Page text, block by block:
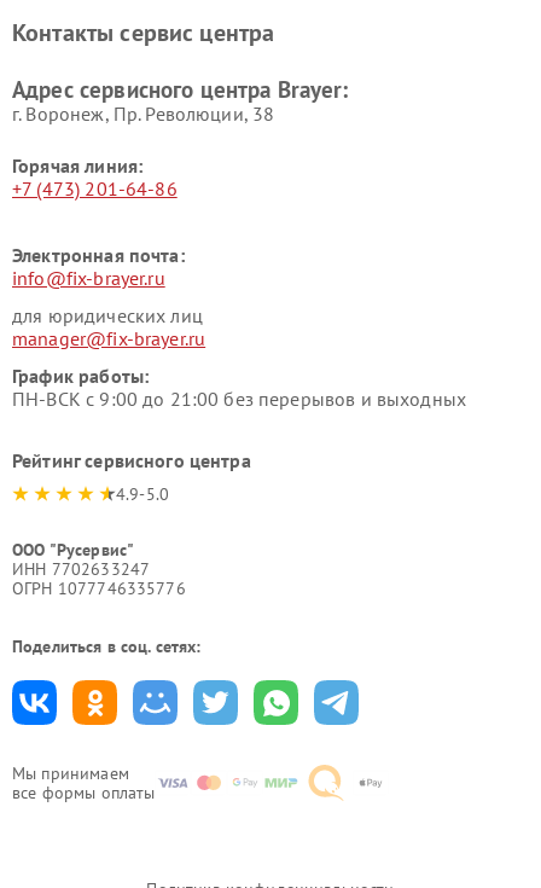
Мы принимаем
все формы оплаты
Контакты сервис центра
Адрес сервисного центра Brayer:
г. Воронеж, Пр. Революции, 38
Горячая линия:
+7 (473) 201-64-86
Электронная почта:
info@fix-brayer.ru
для юридических лиц
manager@fix-brayer.ru
График работы:
ПН-ВСК с 9:00 до 21:00 без перерывов и выходных
Рейтинг сервисного центра
4.9-5.0
ООО "Русервис"
ИНН 7702633247
ОГРН 1077746335776
Поделиться в соц. сетях: